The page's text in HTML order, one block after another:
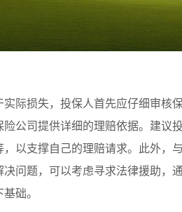
际损失，投保人首先应仔细审核
公司提供详细的理赔依据。建议
以支撑自己的理赔请求。此外，
问题，可以考虑寻求法律援助，
础。